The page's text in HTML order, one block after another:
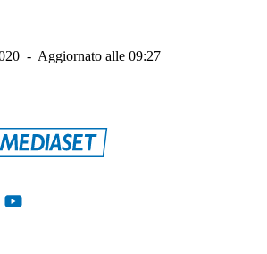
- Aggiornato alle 09:27